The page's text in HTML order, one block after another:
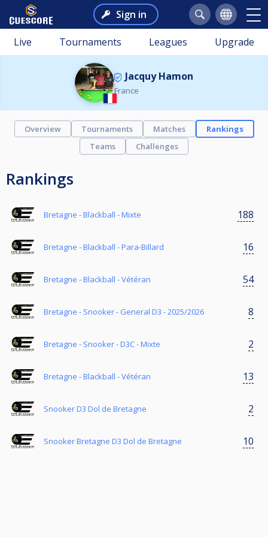
Sign in
Live Tournaments Leagues Upgrade
Jacquy Hamon
France
Overview Tournaments Matches
Rankings
Teams
Challenges
Rankings
Bretagne - Blackball - Mixte 188
Bretagne - Blackball - Para-Billard 16
Bretagne - Blackball - Vétéran 54
Bretagne - Snooker - General D3 - 2025/2026 8
Bretagne - Snooker - D3C - Mixte 2
Bretagne - Blackball - Vétéran 13
Snooker D3 Dol de Bretagne 2
Snooker Bretagne D3 Dol de Bretagne 10